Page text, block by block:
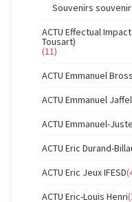
Souvenirs
ACTU Effectual
Tousart)
(11)
ACTU Emmanuel
ACTU Emmanuel
ACTU Emmanuel-
ACTU Eric Durand-
ACTU Eric Jeux IFESD
ACTU Eric-Louis Henri